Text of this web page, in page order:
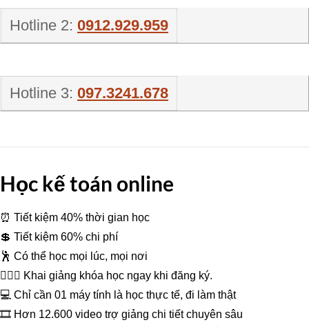
Hotline 2: 0912.929.959
Hotline 3: 097.3241.678
Học kế toán online
⏰ Tiết kiệm 40% thời gian học
💲 Tiết kiệm 60% chi phí
🕺 Có thể học mọi lúc, mọi nơi
👩‍❤️‍👩 Khai giảng khóa học ngay khi đăng ký.
💻 Chỉ cần 01 máy tính là học thực tế, đi làm thật
🎞 Hơn 12.600 video trợ giảng chi tiết chuyên sâu